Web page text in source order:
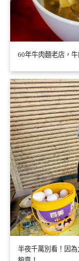
60年牛肉麵老店，
半夜千萬別看！因